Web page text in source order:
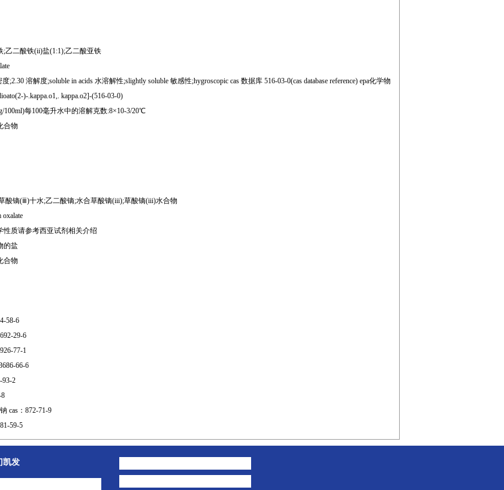
;乙二酸铁(ii)盐(1:1);乙二酸亚铁
;2.30 溶解度;soluble in acids 水溶解性;slightly soluble 敏感性;hygroscopic cas 数据库 516-03-0(cas database reference) epa化学物
)-.kappa.o1,. kappa.o2]-(516-03-0)
100ml)每100毫升水中的溶解克数:8×10-3/20℃
合物
酸镝(ⅲ)十水;乙二酸镝;水合草酸镝(iii);草酸镝(iii)水合物
性质请参考西亚试剂相关介绍
的盐
合物
58-6
29-6
77-1
66-6
93-2
cas：872-71-9
59-5
凯发